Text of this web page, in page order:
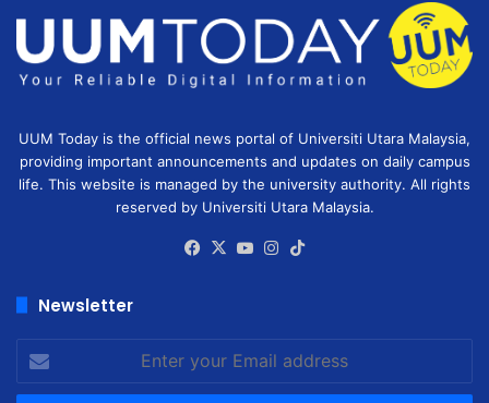
UUM Today is the official news portal of Universiti Utara Malaysia,
providing important announcements and updates on daily campus
life. This website is managed by the university authority. All rights
reserved by Universiti Utara Malaysia.
Facebook
X YouTubeInstagram
Newsletter
your
Email